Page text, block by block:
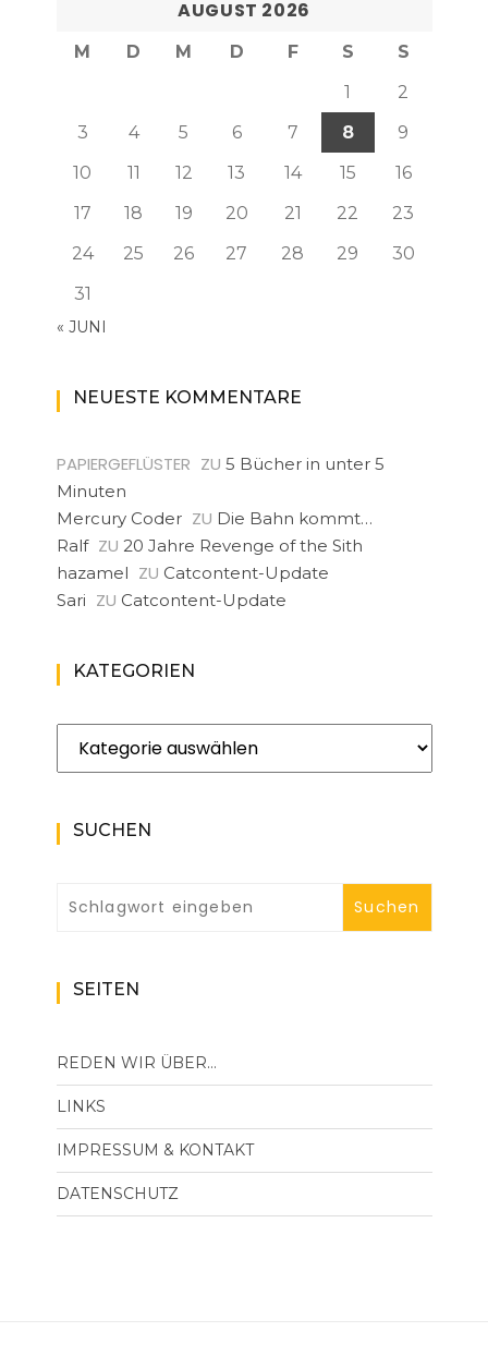
AUGUST 2026
M D M D F S
S
1
2
3
4 5 6 7 8
9
10
11 12 13 14 15
16
17
18 19 20 21 22
23
24
25 26 27 28 29
30
31
« JUNI
NEUESTE KOMMENTARE
PAPIERGEFLÜSTER ZU 5 Bücher in unter 5
Minuten
Mercury Coder ZU Die Bahn kommt…
Ralf ZU 20 Jahre Revenge of the Sith
hazamel ZU Catcontent-Update
Sari ZU Catcontent-Update
KATEGORIEN
Kategorien
SUCHEN
SEITEN
REDEN WIR ÜBER…
LINKS
IMPRESSUM & KONTAKT
DATENSCHUTZ